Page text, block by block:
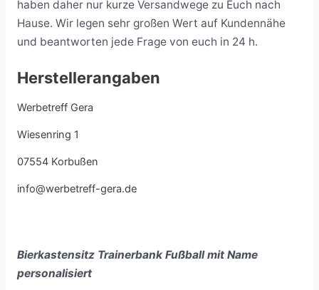
haben daher nur kurze Versandwege zu Euch nach
Hause. Wir legen sehr großen Wert auf Kundennähe
und beantworten jede Frage von euch in 24 h.
Herstellerangaben
Werbetreff Gera
Wiesenring 1
07554 Korbußen
info@werbetreff-gera.de
Bierkastensitz Trainerbank Fußball mit Name
personalisiert